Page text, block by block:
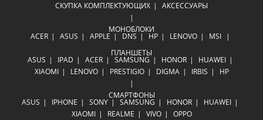
СКУПКА КОМПЛЕКТУЮЩИХ
АКСЕССУАРЫ
МОНОБЛОКИ
ACER ASUS APPLE DNS HP LENOVO
MSI
ПЛАНШЕТЫ
ASUS IPAD ACER SAMSUNG HONOR
HUAWEI
XIAOMI
LENOVO PRESTIGIO DIGMA IRBIS HP
СМАРТФОНЫ
ASUS IPHONE SONY SAMSUNG HONOR
HUAWEI
XIAOMI
REALME VIVO OPPO